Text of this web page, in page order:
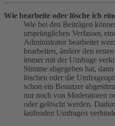
Wie bearbeite oder lösche ich
Wie bei den Beiträgen
ursprünglichen Verfasser,
Administrator bearbeitet
bearbeiten, ändere den
immer mit der Umfrage
Stimme abgegeben hat,
löschen oder die
schon ein Benutzer
nur noch von Moderatoren
oder gelöscht werden.
laufenden Umfragen